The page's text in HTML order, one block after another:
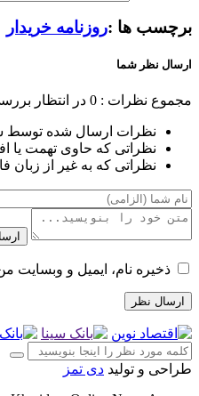
برچسب ها :روزنامه خریدار
ارسال نظر شما
مجموع نظرات : 0 در انتظار
نظرات ارسال شده توسط
نظراتی که حاوی تهمت یا
نظراتی که به غیر از زبان
ذخیره نام، ایمیل و وبسایت
طراحی و تولید دی تمز